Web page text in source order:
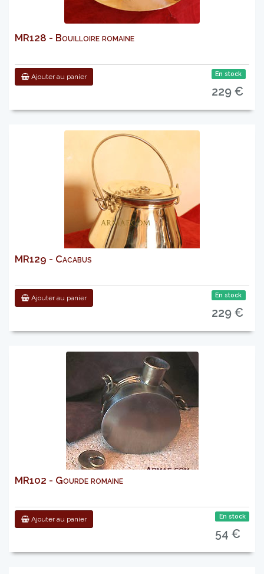
MR128 - Bouilloire romaine
Ajouter au panier En stock
229 €
MR129 - Cacabus
Ajouter au panier En stock
229 €
MR102 - Gourde romaine
Ajouter au panier En stock
54 €